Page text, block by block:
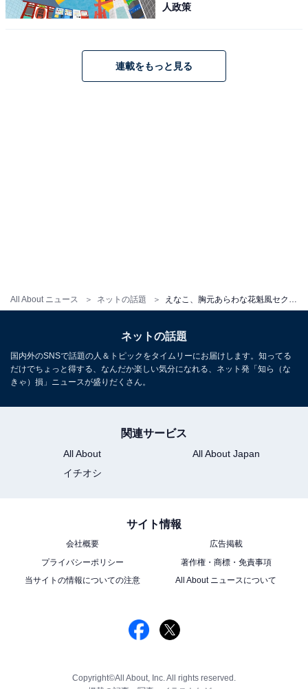
All About ニュース ネットの話題 えなこ、胸元あらわな花魁風セクシーショットを披露！ 「お素敵でありんす」「全てが完璧じゃんもう」
人政策
連載をもっと見る
ネットの話題
国内外のSNSで話題の人＆トピックをタイムリーにお届けします。知ってる
だけでちょっと得する、なんだか楽しい気分になれる、ネット発「知ら（な
きゃ）損」ニュースが盛りだくさん。
関連サービス
All About
All About Japan
イチオシ
サイト情報
会社概要
広告掲載
プライバシーポリシー
著作権・商標・免責事項
当サイトの情報についての注意
All About ニュースについて
Copyright©All About, Inc. All rights reserved.